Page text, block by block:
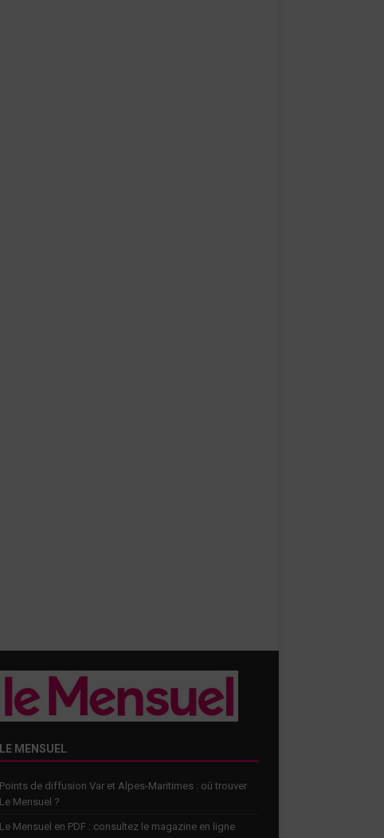
LE MENSUEL
Points de diffusion Var et Alpes-Maritimes : oû trouver
Le Mensuel ?
Le Mensuel en PDF : consultez le magazine en ligne